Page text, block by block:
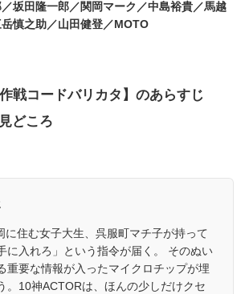
坂田隆一郎／関岡マーク／中島裕貴／馬越
慎之助／山田健登／ MOTO
戦コードバリカタ】のあらすじ
どころ
に住む女子大生、呉服町マチ子が持って
に入れろ」という指令が届く。 そのぬい
重要な情報が入ったマイクロチップが埋
。10神ACTORは、ほんの少しだけクセ